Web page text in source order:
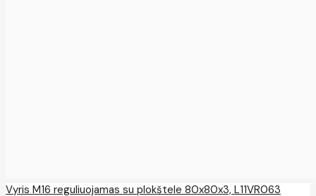
Vyris M16 reguliuojamas su plokštele 80x80x3, L11VR063